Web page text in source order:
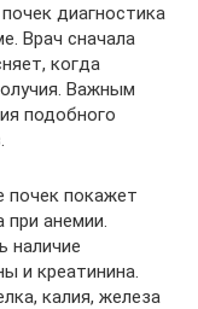
диагностика
Врач сначала
когда
Важным
подобного
почек покажет
при анемии.
наличие
и креатинина.
калия, железа